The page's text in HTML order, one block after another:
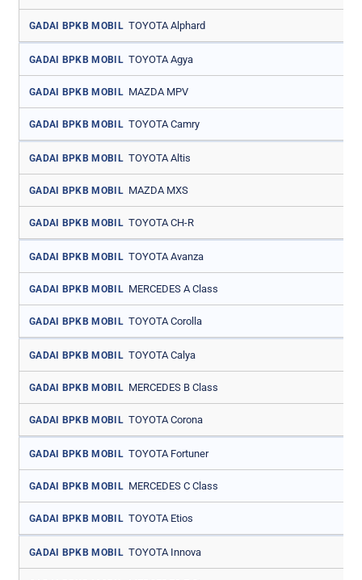
GADAI BPKB MOBIL TOYOTA Alphard
GADAI BPKB MOBIL TOYOTA Agya
GADAI BPKB MOBIL MAZDA MPV
GADAI BPKB MOBIL TOYOTA Camry
GADAI BPKB MOBIL TOYOTA Altis
GADAI BPKB MOBIL MAZDA MXS
GADAI BPKB MOBIL TOYOTA CH-R
GADAI BPKB MOBIL TOYOTA Avanza
GADAI BPKB MOBIL MERCEDES A Class
GADAI BPKB MOBIL TOYOTA Corolla
GADAI BPKB MOBIL TOYOTA Calya
GADAI BPKB MOBIL MERCEDES B Class
GADAI BPKB MOBIL TOYOTA Corona
GADAI BPKB MOBIL TOYOTA Fortuner
GADAI BPKB MOBIL MERCEDES C Class
GADAI BPKB MOBIL TOYOTA Etios
GADAI BPKB MOBIL TOYOTA Innova